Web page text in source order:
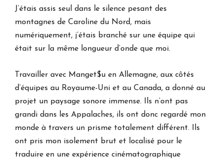
J’étais assis seul dans le silence pesant des
montagnes de Caroline du Nord, mais
numériquement, j’étais branché sur une équipe qui
était sur la même longueur d’onde que moi.
Travailler avec Manget$u en Allemagne, aux côtés
d’équipes au Royaume-Uni et au Canada, a donné au
projet un paysage sonore immense. Ils n’ont pas
grandi dans les Appalaches, ils ont donc regardé mon
monde à travers un prisme totalement différent. Ils
ont pris mon isolement brut et localisé pour le
traduire en une expérience cinématographique